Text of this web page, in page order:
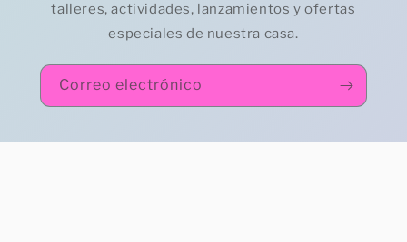
talleres, actividades, lanzamientos y ofertas
especiales de nuestra casa.
Correo electrónico